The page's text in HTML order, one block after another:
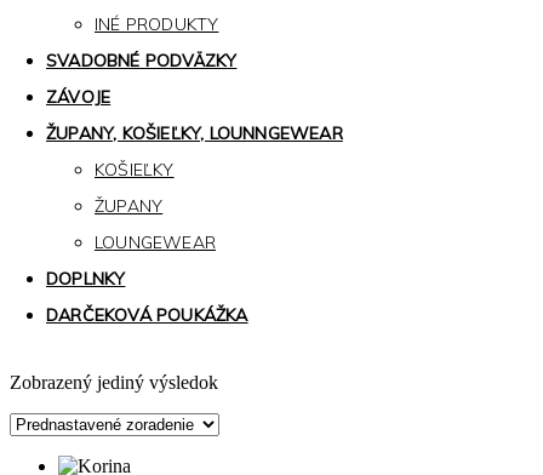
Zobrazený jediný výsledok
INÉ PRODUKTY
SVADOBNÉ PODVÄZKY
ZÁVOJE
ŽUPANY, KOŠIEĽKY, LOUNNGEWEAR
KOŠIEĽKY
ŽUPANY
LOUNGEWEAR
DOPLNKY
DARČEKOVÁ POUKÁŽKA